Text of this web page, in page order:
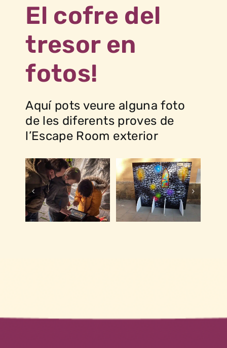
El cofre del
tresor en
fotos!
Aquí pots veure alguna foto
de les diferents proves de
l’Escape Room exterior